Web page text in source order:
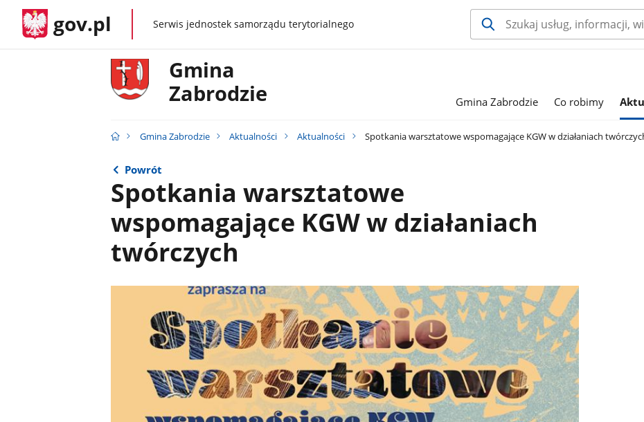
gov.pl gov.plSerwis jednostek samorządu terytorialnego
Gmina
Zabrodzie
Gmina Zabrodzie Co robimy
Gmina Zabrodzie Aktualności Aktualności Spotkania warsztatowe wspomagające KGW w działaniach
Powrót
Spotkania warsztatowe
wspomagające KGW w działaniach
twórczych